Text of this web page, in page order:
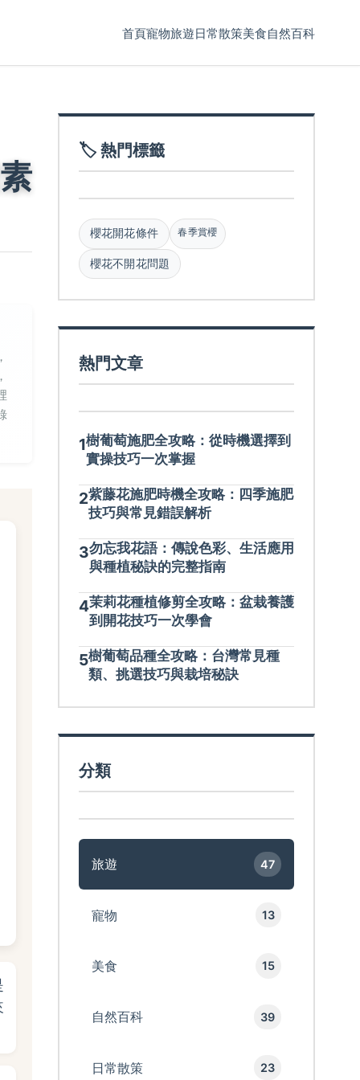
首頁寵物旅遊日常散策美食自然百科
🏷️ 熱門標籤
櫻花開花條件 春季賞櫻
櫻花不開花問題
熱門文章
1樹葡萄施肥全攻略：從時機選擇到
實操技巧一次掌握
2紫藤花施肥時機全攻略：四季施肥
技巧與常見錯誤解析
3勿忘我花語：傳說色彩、生活應用
與種植秘訣的完整指南
4茉莉花種植修剪全攻略：盆栽養護
到開花技巧一次學會
5樹葡萄品種全攻略：台灣常見種
類、挑選技巧與栽培秘訣
分類
旅遊 47
寵物 13
美食 15
自然百科 39
日常散策 23